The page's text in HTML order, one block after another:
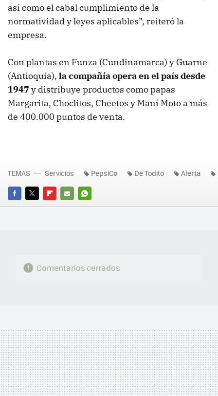
así como el cabal cumplimiento de la
normatividad y leyes aplicables”, reiteró la
empresa.
Con plantas en Funza (Cundinamarca) y Guarne
(Antioquia), la compañía opera en el país desde
1947 y distribuye productos como papas
Margarita, Choclitos, Cheetos y Maní Moto a más
de 400.000 puntos de venta.
FACEBOOK
TWITTERFLIPBOARD
E-
WHATSAPP
TEMAS Servicios PepsiCo De Todito Alerta
Comentarios cerrados